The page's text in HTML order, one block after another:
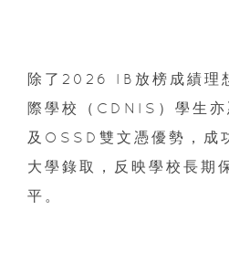
除了2026 IB放榜成績理
際學校（CDNIS）學生
及OSSD雙文憑優勢，成
大學錄取，反映學校長期
平。